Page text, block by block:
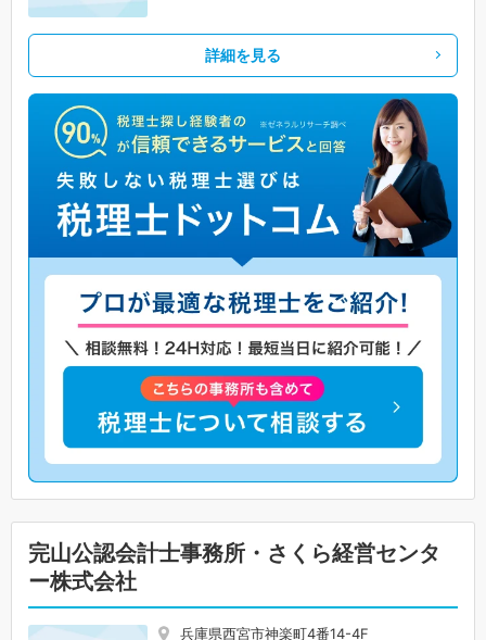
詳細を見る
完山公認会計士事務所・さくら経営センタ
ー株式会社
兵庫県西宮市神楽町4番14-4F